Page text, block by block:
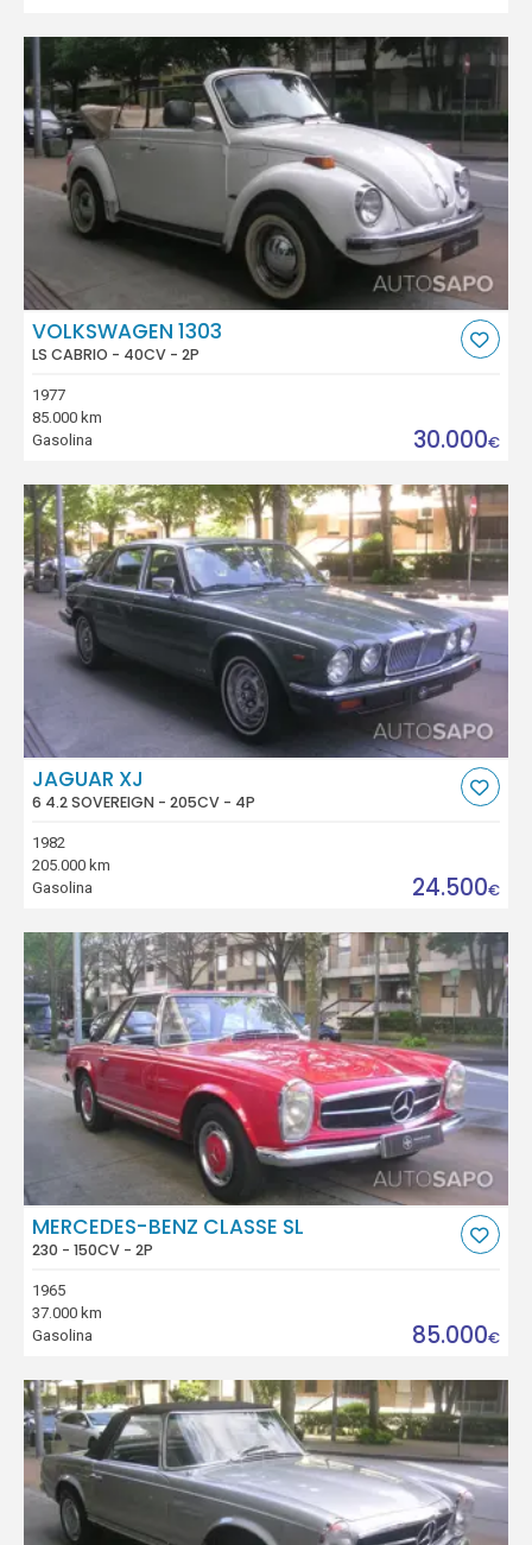
VOLKSWAGEN 1303
LS CABRIO - 40CV - 2P
1977
85.000 km
Gasolina
30.000€
JAGUAR XJ
6 4.2 SOVEREIGN - 205CV - 4P
1982
205.000 km
Gasolina
24.500€
MERCEDES-BENZ CLASSE SL
230 - 150CV - 2P
1965
37.000 km
Gasolina
85.000€